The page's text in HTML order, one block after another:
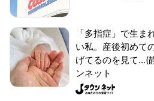
「多指症」で生ま
い私。産後初めて
げてるのを見て...(
ンネット